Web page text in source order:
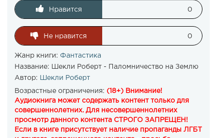
Нравится 0
Не нравится 0
Жанр книги: Фантастика
Название: Шекли Роберт - Паломничество на Землю
Автор:
Шекли Роберт
Возрастные ограничения: (18+) Внимание!
Аудиокнига может содержать контент только для
совершеннолетних. Для несовершеннолетних
просмотр данного контента СТРОГО ЗАПРЕЩЕН!
Если в книге присутствует наличие пропаганды ЛГБТ